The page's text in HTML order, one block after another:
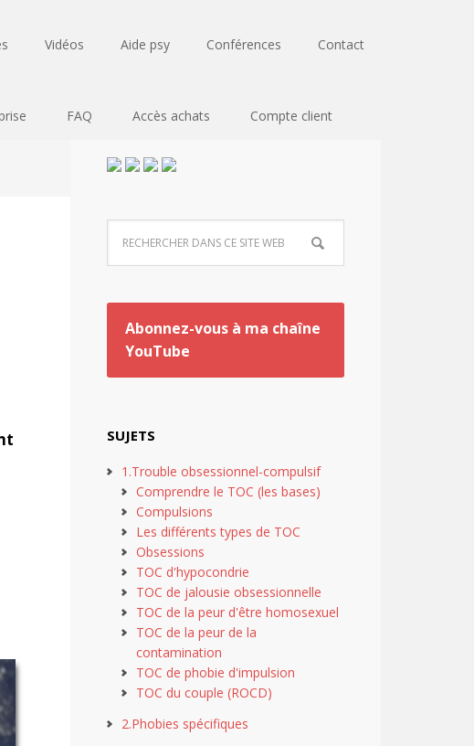
Vidéos Aide psy Conférences Contact
FAQ Accès achats Compte client
Abonnez-vous à ma chaîne
YouTube
SUJETS
1.Trouble obsessionnel-compulsif
Comprendre le TOC (les bases)
Compulsions
Les différents types de TOC
Obsessions
TOC d'hypocondrie
TOC de jalousie obsessionnelle
TOC de la peur d'être homosexuel
TOC de la peur de la
contamination
TOC de phobie d'impulsion
TOC du couple (ROCD)
2.Phobies spécifiques